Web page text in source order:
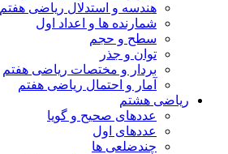
هندسه و استدلال ریاضی هفتم
شمارنده ها و اعداد اول
سطح و حجم
توان و جذر
بردار و مختصات ریاضی هفتم
آمار و احتمال ریاضی هفتم
ریاضی هشتم
عددهای صحیح و گویا
عددهای اول
چندضلعی ها